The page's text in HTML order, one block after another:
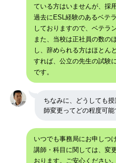
ている方はいませんが、採
過去にESL経験のあるベテ
しておりますので、ベテラ
また、当校は正社員の数の
し、辞められる方はほとん
すれば、公立の先生の試験
です。
ちなみに、どうしても
師変更ってどの程度可能
いつでも事務局にお申しつ
講師・科目に関しては、変
おります。ご安心ください